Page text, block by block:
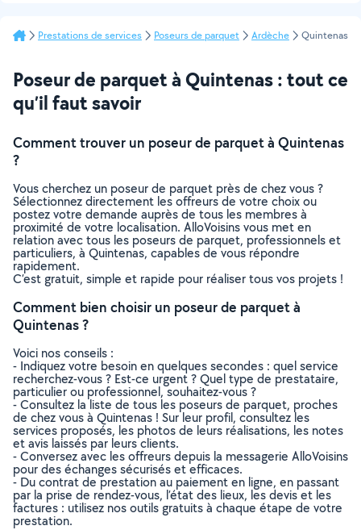
Prestations de services Poseurs de parquet Ardèche Quintenas
Poseur de parquet à Quintenas : tout ce
qu’il faut savoir
Comment trouver un poseur de parquet à Quintenas
?
Vous cherchez un poseur de parquet près de chez vous ?
Sélectionnez directement les offreurs de votre choix ou
postez votre demande auprès de tous les membres à
proximité de votre localisation. AlloVoisins vous met en
relation avec tous les poseurs de parquet, professionnels et
particuliers, à Quintenas, capables de vous répondre
rapidement.
C’est gratuit, simple et rapide pour réaliser tous vos projets !
Comment bien choisir un poseur de parquet à
Quintenas ?
Voici nos conseils :
- Indiquez votre besoin en quelques secondes : quel service
recherchez-vous ? Est-ce urgent ? Quel type de prestataire,
particulier ou professionnel, souhaitez-vous ?
- Consultez la liste de tous les poseurs de parquet, proches
de chez vous à Quintenas ! Sur leur profil, consultez les
services proposés, les photos de leurs réalisations, les notes
et avis laissés par leurs clients.
- Conversez avec les offreurs depuis la messagerie AlloVoisins
pour des échanges sécurisés et efficaces.
- Du contrat de prestation au paiement en ligne, en passant
par la prise de rendez-vous, l’état des lieux, les devis et les
factures : utilisez nos outils gratuits à chaque étape de votre
prestation.